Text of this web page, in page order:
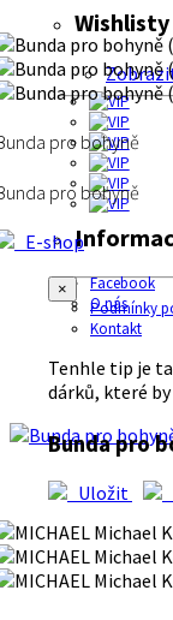
Facebook
O nás
Podmínky
Kontakt
pro bohyně
pro bohyně
E-shop
×
Tenhle tip je
dárků, které
Bunda pro
Uložit